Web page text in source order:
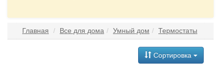
Главная Все для дома Умный дом Термостаты
Сортировка